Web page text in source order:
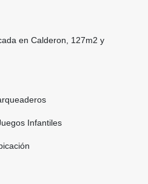
en Calderon, 127m2 y
Infantiles